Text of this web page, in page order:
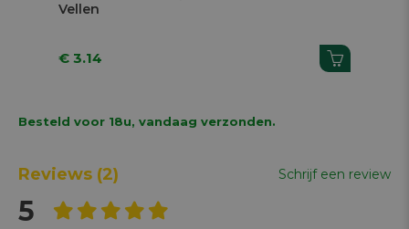
Vellen
€ 3.14
Besteld voor 18u, vandaag verzonden.
Reviews (2) Schrijf een review
5